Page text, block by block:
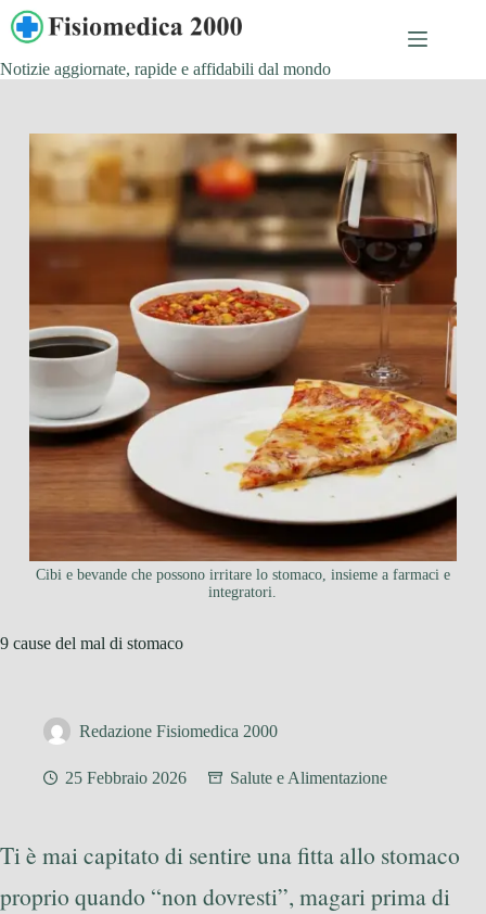
Salta
contenuto
Notizie aggiornate, rapide e affidabili dal mondo
Cibi e bevande che possono irritare lo stomaco, insieme a farmaci e
integratori.
9 cause del mal di stomaco
Redazione Fisiomedica 2000
25 Febbraio 2026 Salute e Alimentazione
Ti è mai capitato di sentire una fitta allo stomaco
proprio quando “non dovresti”, magari prima di